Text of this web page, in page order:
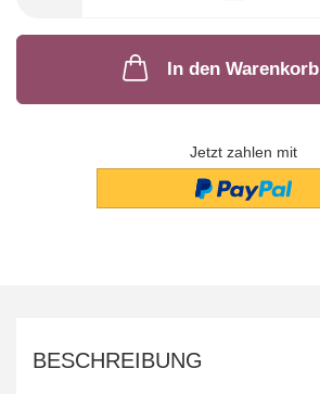
In den Warenkorb
Jetzt zahlen mit
BESCHREIBUNG